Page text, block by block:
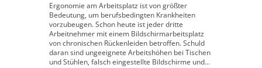
Ergonomie am Arbeitsplatz ist von größter
Bedeutung, um berufsbedingten Krankheiten
vorzubeugen. Schon heute ist jeder dritte
Arbeitnehmer mit einem Bildschirmarbeitsplatz
von chronischen Rückenleiden betroffen. Schuld
daran sind ungeeignete Arbeitshöhen bei Tischen
und Stühlen, falsch eingestellte Bildschirme und...